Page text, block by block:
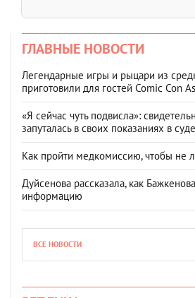
ГЛАВНЫЕ НОВОСТИ
Легендарные игры и рыцари из
приготовили для гостей Comic Con
«Я сейчас чуть подвисла»:
запуталась в своих показаниях в суде
Как пройти медкомиссию, чтобы не
Дуйсенова рассказала, как
информацию
ВСЕ НОВОСТИ